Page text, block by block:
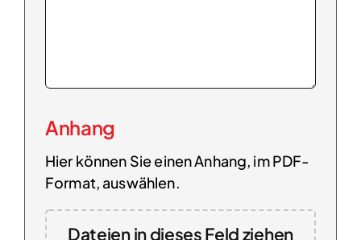
Anhang
Hier können Sie einen Anhang, im PDF-
Format, auswählen.
Dateien in dieses Feld ziehen